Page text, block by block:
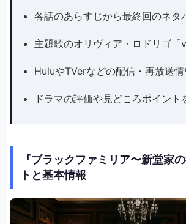
各話のあらすじから最終回のネタ
主題歌のオリヴィア・ロドリゴ「
HuluやTVerなどの配信・再放送
ドラマの評価や見どころポイント
『ブラックファミリア〜新堂家
トと基本情報